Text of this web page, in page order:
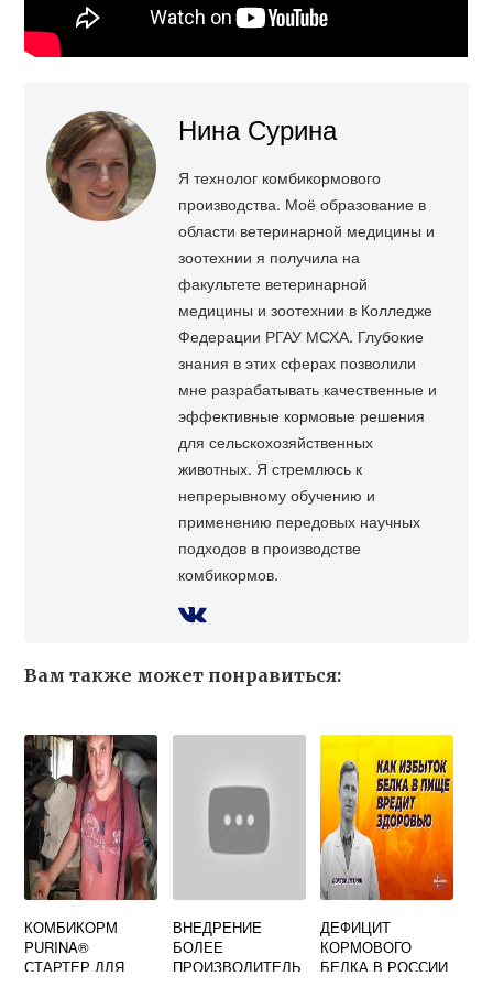
Нина Сурина
Я технолог комбикормового
производства. Моё образование в
области ветеринарной медицины и
зоотехнии я получила на
факультете ветеринарной
медицины и зоотехнии в Колледже
Федерации РГАУ МСХА. Глубокие
знания в этих сферах позволили
мне разрабатывать качественные и
эффективные кормовые решения
для сельскохозяйственных
животных. Я стремлюсь к
непрерывному обучению и
применению передовых научных
подходов в производстве
комбикормов.
Вам также может понравиться:
КОМБИКОРМ
PURINA®
СТАРТЕР ДЛЯ
ВНЕДРЕНИЕ
БОЛЕЕ
ПРОИЗВОДИТЕЛЬ
ДЕФИЦИТ
КОРМОВОГО
БЕЛКА В РОССИИ